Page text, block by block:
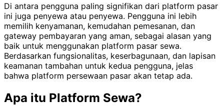
Di antara pengguna paling signifikan dari platform pasar
ini juga penyewa atau penyewa. Pengguna ini lebih
memilih kenyamanan, kemudahan pemesanan, dan
gateway pembayaran yang aman, sebagai alasan yang
baik untuk menggunakan platform pasar sewa.
Berdasarkan fungsionalitas, keserbagunaan, dan lapisan
keamanan tambahan untuk kedua pengguna, jelas
bahwa platform persewaan pasar akan tetap ada.
Apa itu Platform Sewa?